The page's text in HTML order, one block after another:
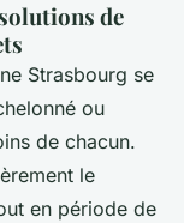
de
Strasbourg se
ou
de chacun.
le
en période de